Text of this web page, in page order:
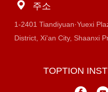
주소
1-2401 Tiandiyuan·Yuexi
District, Xi'an City, Shaanxi
TOPTION